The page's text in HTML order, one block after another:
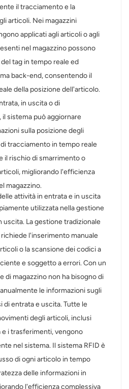
il tracciamento e la
articoli. Nei magazzini
applicati agli articoli o agli
nel magazzino possono
tag in tempo reale ed
back-end, consentendo il
della posizione dell'articolo.
in uscita o di
sistema può aggiornare
sulla posizione degli
tracciamento in tempo reale
il rischio di smarrimento o
migliorando l'efficienza
magazzino.
attività in entrata e in uscita
utilizzata nella gestione
uscita. La gestione tradizionale
l'inserimento manuale
o la scansione dei codici a
e soggetto a errori. Con un
di magazzino non ha bisogno di
le informazioni sugli
di entrata e uscita. Tutte le
degli articoli, inclusi
i trasferimenti, vengono
nel sistema. Il sistema RFID è
di ogni articolo in tempo
delle informazioni in
l'efficienza complessiva